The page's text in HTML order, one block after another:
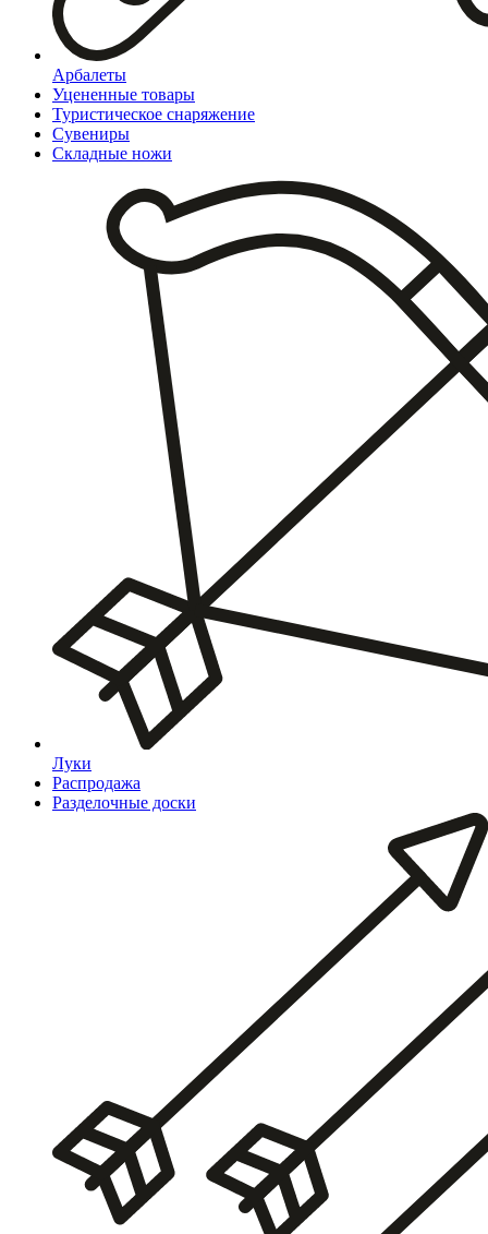
Арбалеты
Уцененные товары
Туристическое снаряжение
Сувениры
Складные ножи
Луки
Распродажа
Разделочные доски